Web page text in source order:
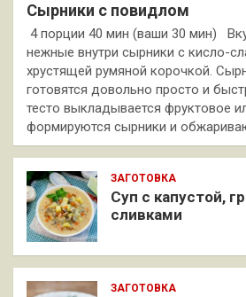
Сырники с повидлом
4 порции 40 мин (ваши 30 мин)
нежные внутри сырники с кисло-
хрустящей румяной корочкой.
готовятся довольно просто и
тесто выкладывается фруктовое
формируются сырники и
ЗАГОТОВКА
Суп с капустой,
сливками
ЗАГОТОВКА